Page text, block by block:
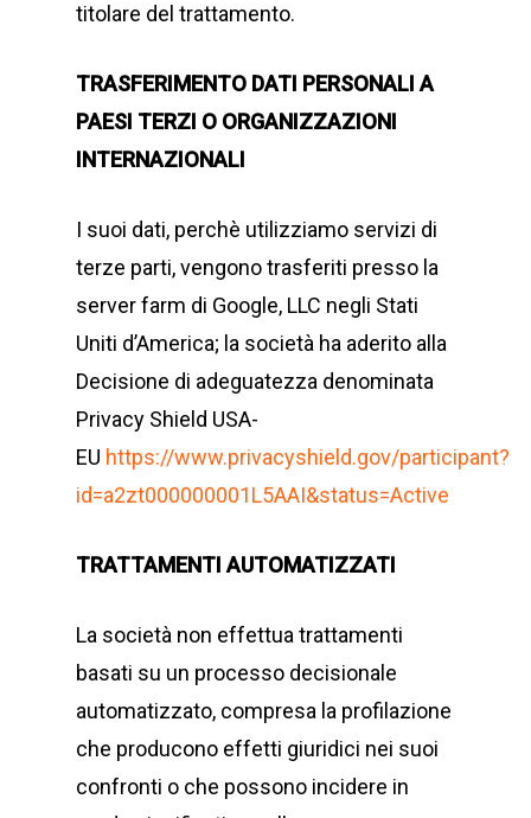
titolare del trattamento.
TRASFERIMENTO DATI PERSONALI A
PAESI TERZI O ORGANIZZAZIONI
INTERNAZIONALI
I suoi dati, perchè utilizziamo servizi di
terze parti, vengono trasferiti presso la
server farm di Google, LLC negli Stati
Uniti d’America; la società ha aderito alla
Decisione di adeguatezza denominata
Privacy Shield USA-
EU https://www.privacyshield.gov/participant?
id=a2zt000000001L5AAI&status=Active
TRATTAMENTI AUTOMATIZZATI
La società non effettua trattamenti
basati su un processo decisionale
automatizzato, compresa la profilazione
che producono effetti giuridici nei suoi
confronti o che possono incidere in